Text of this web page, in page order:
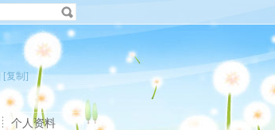
[复制]
个人资料